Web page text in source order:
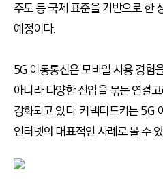
주도 등 국제 표준을 기반으로 한
예정이다.
5G 이동통신은 모바일 사용 경험
아니라 다양한 산업을 묶는 연결
강화되고 있다. 커넥티드카는 5G
인터넷의 대표적인 사례로 볼 수